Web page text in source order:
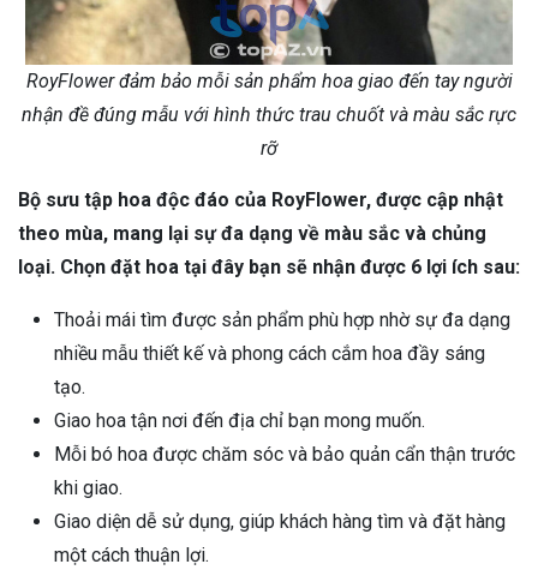
RoyFlower đảm bảo mỗi sản phẩm hoa giao đến tay người
nhận đề đúng mẫu với hình thức trau chuốt và màu sắc rực
rỡ
Bộ sưu tập hoa độc đáo của RoyFlower, được cập nhật
theo mùa, mang lại sự đa dạng về màu sắc và chủng
loại. Chọn đặt hoa tại đây bạn sẽ nhận được 6 lợi ích sau:
Thoải mái tìm được sản phẩm phù hợp nhờ sự đa dạng
nhiều mẫu thiết kế và phong cách cắm hoa đầy sáng
tạo.
Giao hoa tận nơi đến địa chỉ bạn mong muốn.
Mỗi bó hoa được chăm sóc và bảo quản cẩn thận trước
khi giao.
Giao diện dễ sử dụng, giúp khách hàng tìm và đặt hàng
một cách thuận lợi.